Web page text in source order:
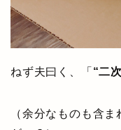
ねず夫曰く、「 “二
（余分なものも含